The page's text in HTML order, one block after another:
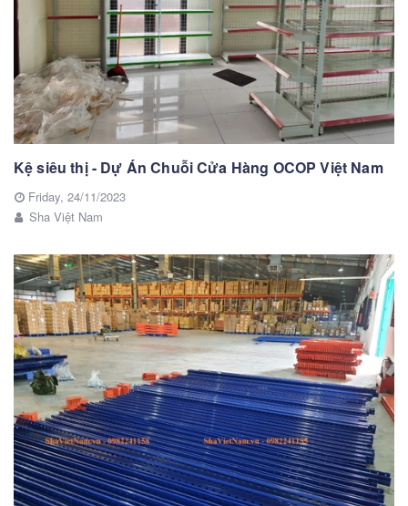
Kệ siêu thị - Dự Án Chuỗi Cửa Hàng OCOP Việt Nam
Friday, 24/11/2023
Sha Việt Nam